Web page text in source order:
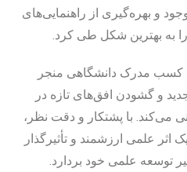
و بهره‌گیری از راهنمایی‌های
به بهترین شکل طی کرد.
کسب مدرک دانشگاهی منجر
و گشودن افق‌های تازه در
می‌کند. با پشتکار و دقت نظر،
اثر علمی ارزشمند و تأثیرگذار
توسعه علمی خود بردارد.